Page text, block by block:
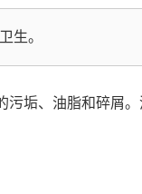
生。
垢、油脂和碎屑